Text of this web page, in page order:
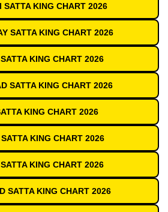
SATTA KING CHART 2026
SATTA KING CHART 2026
KING CHART 2026
SATTA KING CHART 2026
KING CHART 2026
KING CHART 2026
KING CHART 2026
SATTA KING CHART 2026